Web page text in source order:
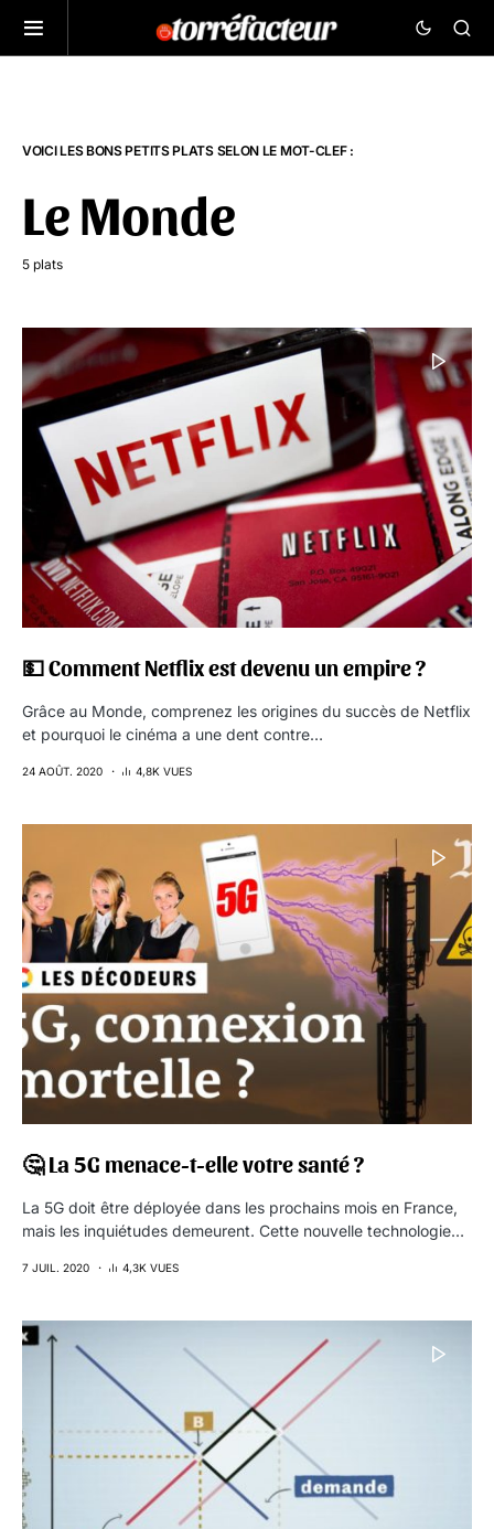
VOICI LES BONS PETITS PLATS SELON LE MOT-CLEF :
Le Monde
5 plats
💵 Comment Netflix est devenu un empire ?
Grâce au Monde, comprenez les origines du succès de Netflix
et pourquoi le cinéma a une dent contre…
24 AOÛT. 2020 4,8K VUES
🤔 La 5G menace-t-elle votre santé ?
La 5G doit être déployée dans les prochains mois en France,
mais les inquiétudes demeurent. Cette nouvelle technologie…
7 JUIL. 2020 4,3K VUES